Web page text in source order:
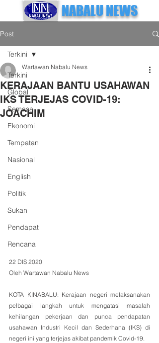
NABALU NEWS
Post
Terkini
Global
Semasa
Ekonomi
Tempatan
Nasional
English
Politik
Sukan
Pendapat
Rencana
Terkini
KERAJAAN BANTU USAHAWAN
IKS TERJEJAS COVID-19:
JOACHIM
Wartawan Nabalu News
22 DIS 2020
Oleh Wartawan Nabalu News
KOTA KINABALU: Kerajaan negeri melaksanakan
pelbagai langkah untuk mengatasi masalah
kehilangan pekerjaan dan punca pendapatan
usahawan Industri Kecil dan Sederhana (IKS) di
negeri ini yang terjejas akibat pandemik Covid-19.